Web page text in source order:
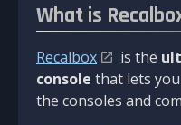
What is
Recalbox is the
console that lets
the consoles and